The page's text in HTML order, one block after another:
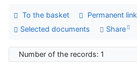
To the basket Permanent link
Selected documents
Share
Number of the records: 1